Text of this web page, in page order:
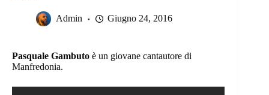
Admin Giugno 24, 2016
Pasquale Gambuto è un giovane cantautore di
Manfredonia.